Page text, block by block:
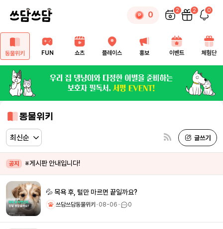
0 2 2 0
동물위키 FUN 쇼츠 플레이스 홍보 이벤트 체험단
동물위키
공지 ※게시판 안내입니다!
💦 목욕 후, 털만 마르면 끝일까요?
쓰담쓰담동물위키 ㆍ08-06ㆍ 0